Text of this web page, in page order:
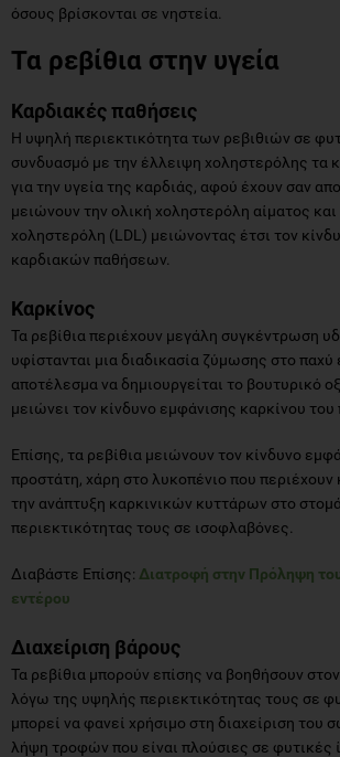
όσους βρίσκονται σε νηστεία.
Τα ρεβίθια στην υγεία
Καρδιακές παθήσεις
Η υψηλή περιεκτικότητα των ρεβιθιών σε
συνδυασμό με την έλλειψη χοληστερόλης τα
για την υγεία της καρδιάς, αφού έχουν σαν
μειώνουν την ολική χοληστερόλη αίματος και
χοληστερόλη (LDL) μειώνοντας έτσι τον
καρδιακών παθήσεων.
Καρκίνος
Τα ρεβίθια περιέχουν μεγάλη συγκέντρωση
υφίστανται μια διαδικασία ζύμωσης στο παχύ
αποτέλεσμα να δημιουργείται το βουτυρικό
μειώνει τον κίνδυνο εμφάνισης καρκίνου του
Επίσης, τα ρεβίθια μειώνουν τον κίνδυνο
προστάτη, χάρη στο λυκοπένιο που περιέχουν
την ανάπτυξη καρκινικών κυττάρων στο
περιεκτικότητας τους σε ισοφλαβόνες.
Διαβάστε Επίσης: Διατροφή στην Πρόληψη
εντέρου
Διαχείριση βάρους
Τα ρεβίθια μπορούν επίσης να βοηθήσουν
λόγω της υψηλής περιεκτικότητας τους σε
μπορεί να φανεί χρήσιμο στη διαχείριση του
λήψη τροφών που είναι πλούσιες σε φυτικές